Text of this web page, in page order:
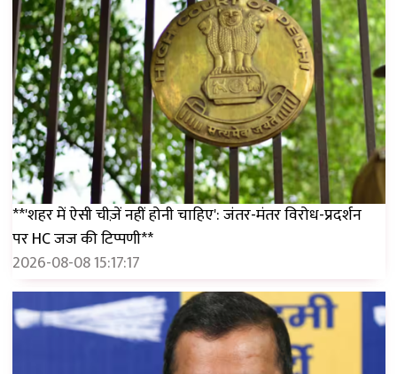
**'शहर में ऐसी चीज़ें नहीं होनी चाहिए': जंतर-मंतर विरोध-प्रदर्शन
पर HC जज की टिप्पणी**
2026-08-08 15:17:17